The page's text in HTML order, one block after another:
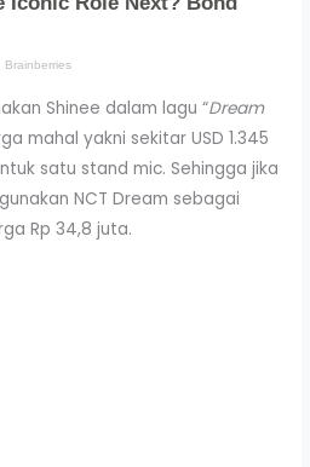
Shinee dalam lagu “Dream
mahal yakni sekitar USD 1.345
satu stand mic. Sehingga jika
NCT Dream sebagai
Rp 34,8 juta.